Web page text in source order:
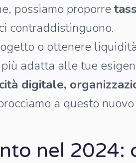
possiamo proporre
contraddistinguono.
o ottenere
adatta alle tue
digitale,
a questo
nel 2024: